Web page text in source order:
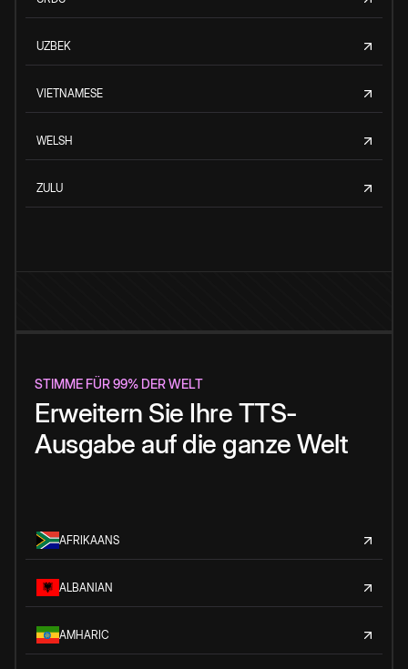
UZBEK
VIETNAMESE
WELSH
ZULU
STIMME FÜR 99% DER WELT
Erweitern Sie Ihre TTS-
Ausgabe auf die ganze Welt
AFRIKAANS
ALBANIAN
AMHARIC